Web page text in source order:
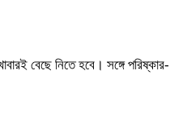
বেছে নিতে হবে। সঙ্গে পরিষ্কার-